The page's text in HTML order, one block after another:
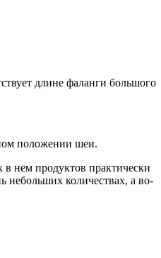
длине фаланги большого
положении шеи.
нем продуктов практически
небольших количествах, а во-